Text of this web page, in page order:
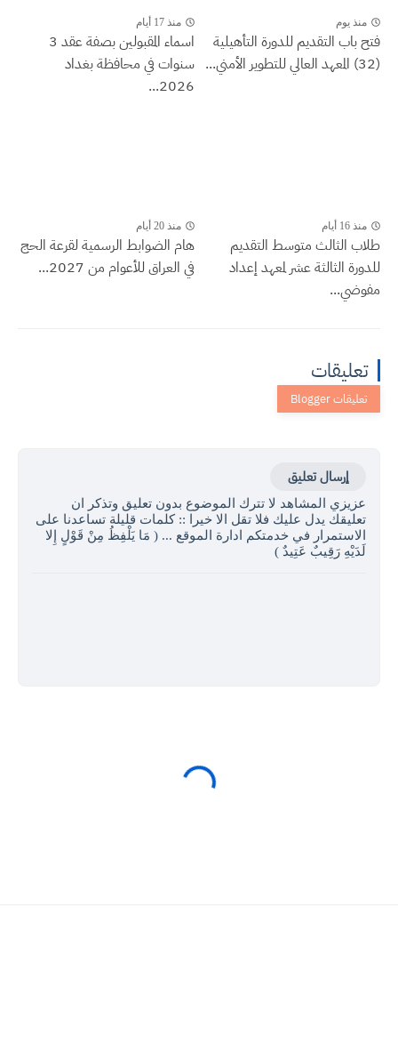
منذ يوم
فتح باب التقديم للدورة التأهيلية
(32) المعهد العالي للتطوير الأمني...
منذ 17 أيام
اسماء المقبولين بصفة عقد 3
سنوات في محافظة بغداد
2026...
منذ 16 أيام
طلاب الثالث متوسط التقديم
للدورة الثالثة عشر لمعهد إعداد
مفوضي...
منذ 20 أيام
هام الضوابط الرسمية لقرعة الحج
في العراق للأعوام من 2027...
تعليقات
إرسال تعليق
عزيزي المشاهد لا تترك الموضوع بدون تعليق وتذكر ان
تعليقك يدل عليك فلا تقل الا خيرا :: كلمات قليلة تساعدنا على
الاستمرار في خدمتكم ادارة الموقع ... ( مَا يَلْفِظُ مِنْ قَوْلٍ إِلا
لَدَيْهِ رَقِيبٌ عَتِيدٌ )